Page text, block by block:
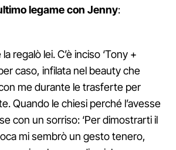
legame con Jenny:
regalò lei. C’è inciso ‘Tony +
caso, infilata nel beauty che
me durante le trasferte per
Quando le chiesi perché l’avesse
con un sorriso: ‘Per dimostrarti il
mi sembrò un gesto tenero,